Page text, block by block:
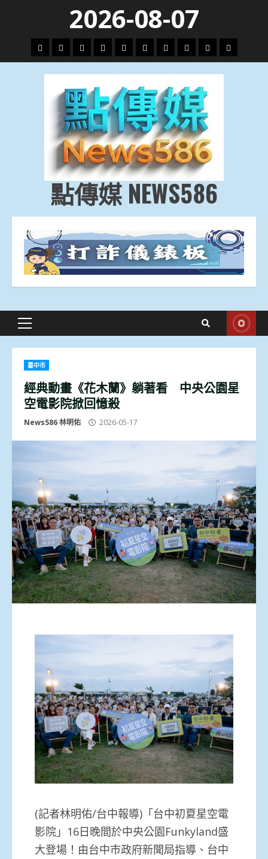
content
2026-08-07
頭
條
財
經
地
方.
會
文
教.
技
專
題
娛
樂
劇
政
治
國
際
運
動
生
活
點傳媒 NEWS586
Primary
臺中市
經典動畫《花木蘭》躺著看 中央公園星
空電影院掀回憶殺
News586 林明佑 2026-05-17
(記者林明佑/台中報導)「台中初夏星空電
影院」16日晚間於中央公園Funkyland盛
大登場！由台中市政府新聞局指導、台中